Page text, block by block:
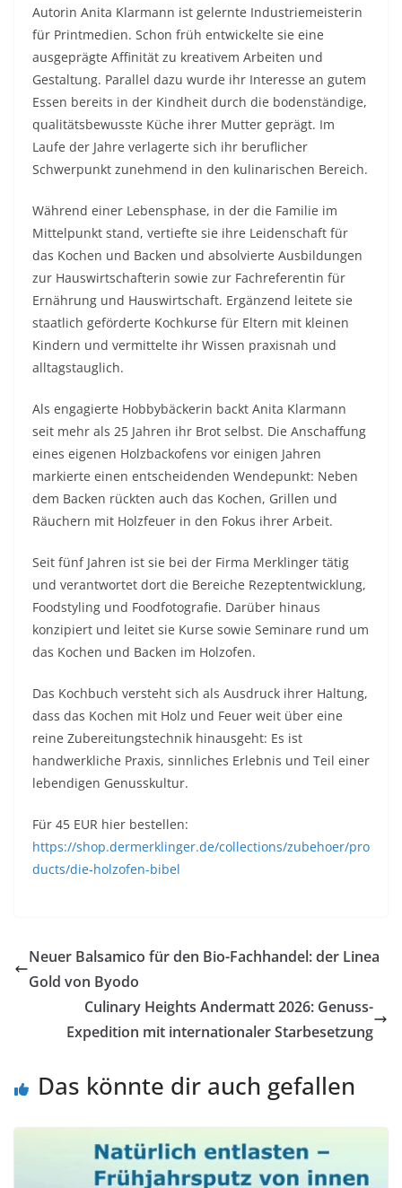
Autorin Anita Klarmann ist gelernte Industriemeisterin
für Printmedien. Schon früh entwickelte sie eine
ausgeprägte Affinität zu kreativem Arbeiten und
Gestaltung. Parallel dazu wurde ihr Interesse an gutem
Essen bereits in der Kindheit durch die bodenständige,
qualitätsbewusste Küche ihrer Mutter geprägt. Im
Laufe der Jahre verlagerte sich ihr beruflicher
Schwerpunkt zunehmend in den kulinarischen Bereich.
Während einer Lebensphase, in der die Familie im
Mittelpunkt stand, vertiefte sie ihre Leidenschaft für
das Kochen und Backen und absolvierte Ausbildungen
zur Hauswirtschafterin sowie zur Fachreferentin für
Ernährung und Hauswirtschaft. Ergänzend leitete sie
staatlich geförderte Kochkurse für Eltern mit kleinen
Kindern und vermittelte ihr Wissen praxisnah und
alltagstauglich.
Als engagierte Hobbybäckerin backt Anita Klarmann
seit mehr als 25 Jahren ihr Brot selbst. Die Anschaffung
eines eigenen Holzbackofens vor einigen Jahren
markierte einen entscheidenden Wendepunkt: Neben
dem Backen rückten auch das Kochen, Grillen und
Räuchern mit Holzfeuer in den Fokus ihrer Arbeit.
Seit fünf Jahren ist sie bei der Firma Merklinger tätig
und verantwortet dort die Bereiche Rezeptentwicklung,
Foodstyling und Foodfotografie. Darüber hinaus
konzipiert und leitet sie Kurse sowie Seminare rund um
das Kochen und Backen im Holzofen.
Das Kochbuch versteht sich als Ausdruck ihrer Haltung,
dass das Kochen mit Holz und Feuer weit über eine
reine Zubereitungstechnik hinausgeht: Es ist
handwerkliche Praxis, sinnliches Erlebnis und Teil einer
lebendigen Genusskultur.
Für 45 EUR hier bestellen:
https://shop.dermerklinger.de/collections/zubehoer/pro
ducts/die-holzofen-bibel
Neuer Balsamico für den Bio-Fachhandel: der Linea
Gold von Byodo
Culinary Heights Andermatt 2026: Genuss-
Expedition mit internationaler Starbesetzung
Das könnte dir auch gefallen